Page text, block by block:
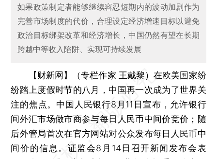
如果政策制定者能够继续容忍短期内的波动加剧作为
完善市场制度的代价，合理设定经济增速目标以避免
政治目标绑架改革和经济增长，中国仍然有望在长期
跨越中等收入陷阱、实现可持续发展
【财新网】（专栏作家 王戴黎）在欧美国家纷
纷踏上度假时节的八月，中国再一次成为了世界关
注的焦点。中国人民银行8月11日宣布，允许银行
间外汇市场做市商参与每日人民币中间价竞价；随
后外管局首次在官方网站对公众发布每日人民币中
间价的信息。证监会8月14日召开新闻发布会表